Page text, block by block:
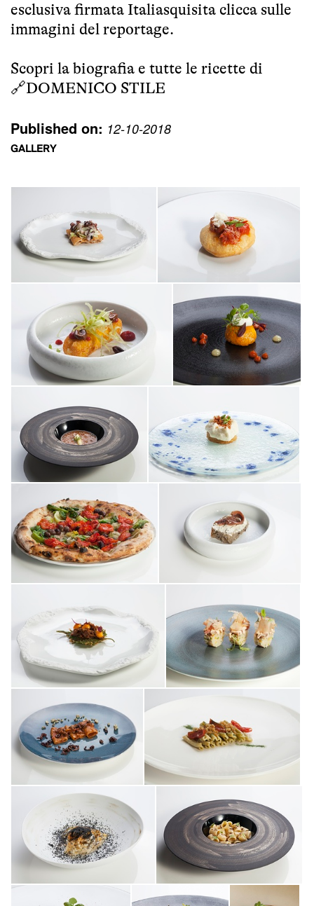
esclusiva firmata Italiasquisita clicca sulle
immagini del reportage.
Scopri la biografia e tutte le ricette di
🔗DOMENICO STILE
Published on: 12-10-2018
GALLERY